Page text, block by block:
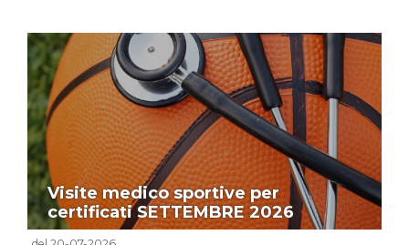
Visite medico sportive per
certificati SETTEMBRE 2026